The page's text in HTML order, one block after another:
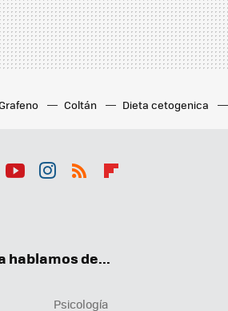
Coltán Dieta cetogenica
hablamos de...
Psicología